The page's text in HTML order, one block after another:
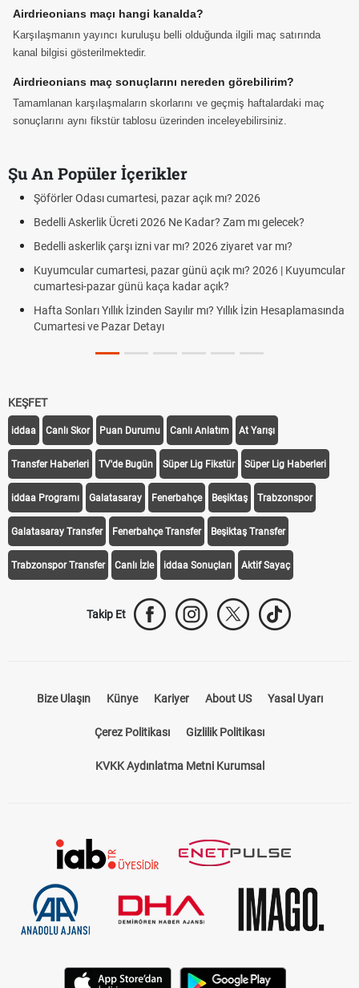
Airdrieonians maçı hangi kanalda?
Karşılaşmanın yayıncı kuruluşu belli olduğunda ilgili maç satırında
kanal bilgisi gösterilmektedir.
Airdrieonians maç sonuçlarını nereden görebilirim?
Tamamlanan karşılaşmaların skorlarını ve geçmiş haftalardaki maç
sonuçlarını aynı fikstür tablosu üzerinden inceleyebilirsiniz.
Şu An Popüler İçerikler
Şöförler Odası cumartesi, pazar açık mı? 2026
Bedelli Askerlik Ücreti 2026 Ne Kadar? Zam mı gelecek?
Bedelli askerlik çarşı izni var mı? 2026 ziyaret var mı?
Kuyumcular cumartesi, pazar günü açık mı? 2026 | Kuyumcular
cumartesi-pazar günü kaça kadar açık?
Hafta Sonları Yıllık İzinden Sayılır mı? Yıllık İzin Hesaplamasında
Cumartesi ve Pazar Detayı
KEŞFET
iddaa Canlı Skor Puan Durumu Canlı Anlatım At Yarışı
Transfer Haberleri TV'de Bugün Süper Lig Fikstür Süper Lig Haberleri
iddaa Programı Galatasaray Fenerbahçe Beşiktaş Trabzonspor
Galatasaray Transfer Fenerbahçe Transfer Beşiktaş Transfer
Trabzonspor Transfer Canlı İzle iddaa Sonuçları Aktif Sayaç
Takip Et
Bize Ulaşın Künye Kariyer About US Yasal Uyarı
Çerez Politikası Gizlilik Politikası
KVKK Aydınlatma Metni Kurumsal